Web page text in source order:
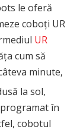
le oferă
coboți UR
UR
cum să
minute,
la sol,
în
cobotul